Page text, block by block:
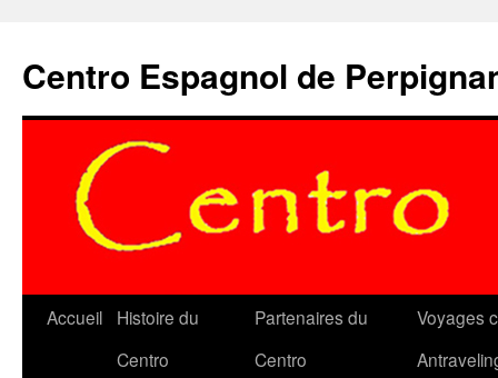
contenu
Centro Espagnol de
Accueil
Histoire du
Centro
Partenaires du
Centro
Voyages